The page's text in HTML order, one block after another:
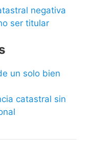
negativa
ser titular
un solo bien
catastral sin